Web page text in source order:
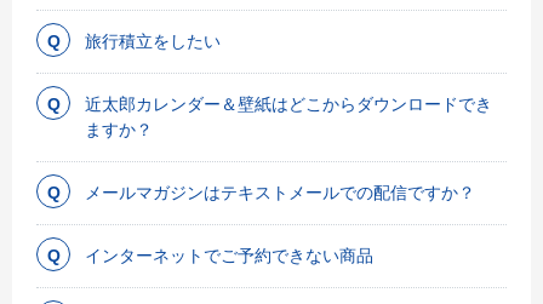
旅行積立をしたい
近太郎カレンダー＆壁紙はどこからダウンロードでき
ますか？
メールマガジンはテキストメールでの配信ですか？
インターネットでご予約できない商品